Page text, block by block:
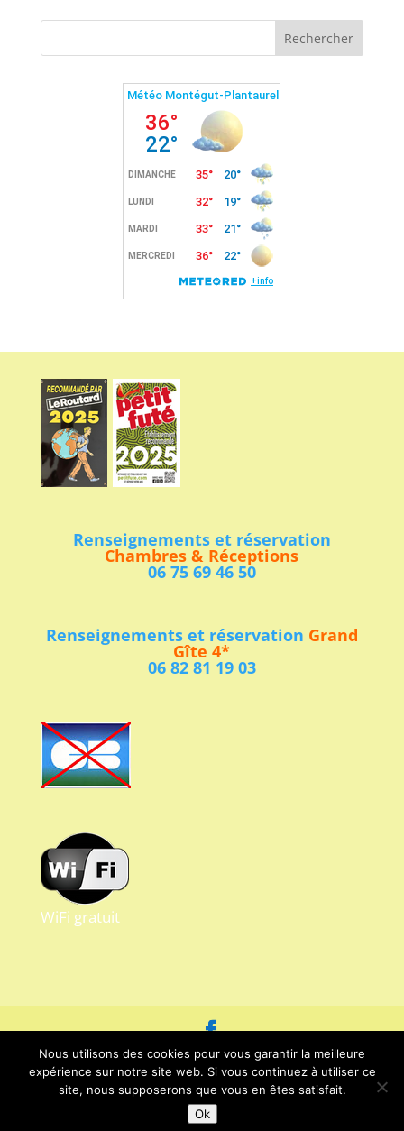
Renseignements et réservation
Chambres & Réceptions
06 75 69 46 50
Renseignements et réservation Grand
Gîte 4*
06 82 81 19 03
WiFi gratuit
Crédits Patrick RALUY - Tous droits réservés -
Mentions légales et protection des
données.
Nous utilisons des cookies pour vous garantir la meilleure
expérience sur notre site web. Si vous continuez à utiliser ce
site, nous supposerons que vous en êtes satisfait.
Ok